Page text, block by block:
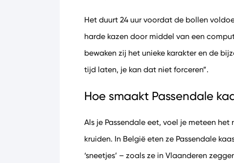
Het duurt 24 uur voordat de bollen
harde kazen door middel van een
bewaken zij het unieke karakter en de
tijd laten, je kan dat niet forceren”.
Hoe smaakt Passendale
Als je Passendale eet, voel je meteen
kruiden. In België eten ze Passendale
‘sneetjes’ – zoals ze in Vlaanderen